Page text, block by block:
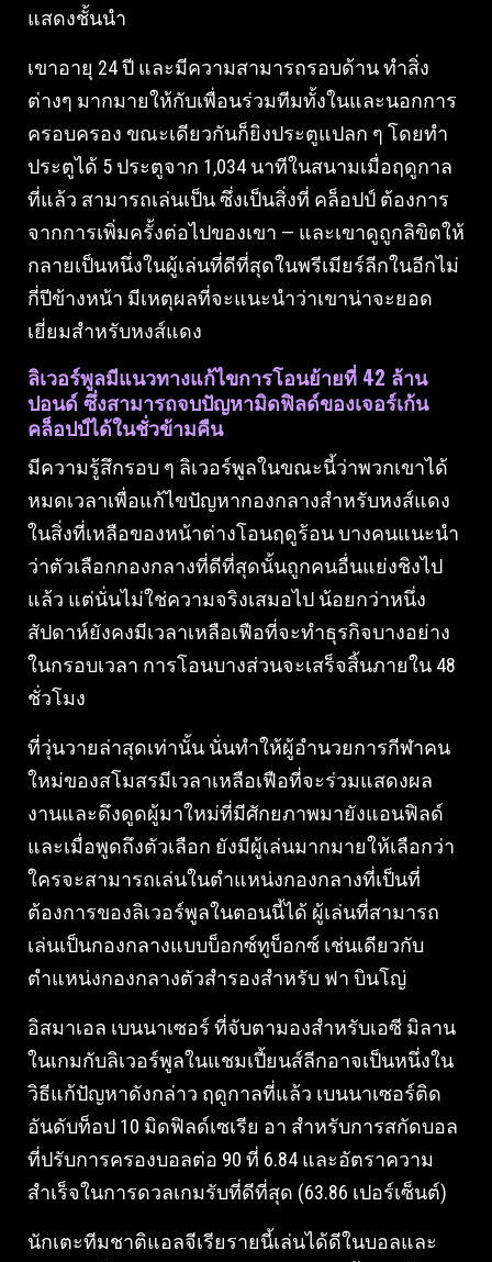
แสดงชั้นนำ
เขาอายุ 24 ปี และมีความสามารถรอบด้าน ทำสิ่ง
ต่างๆ มากมายให้กับเพื่อนร่วมทีมทั้งในและนอกการ
ครอบครอง ขณะเดียวกันก็ยิงประตูแปลก ๆ โดยทำ
ประตูได้ 5 ประตูจาก 1,034 นาทีในสนามเมื่อฤดูกาล
ที่แล้ว สามารถเล่นเป็น ซึ่งเป็นสิ่งที่ คล็อปป์ ต้องการ
จากการเพิ่มครั้งต่อไปของเขา — และเขาดูถูกลิขิตให้
กลายเป็นหนึ่งในผู้เล่นที่ดีที่สุดในพรีเมียร์ลีกในอีกไม่
กี่ปีข้างหน้า มีเหตุผลที่จะแนะนำว่าเขาน่าจะยอด
เยี่ยมสำหรับหงส์แดง
ลิเวอร์พูลมีแนวทางแก้ไขการโอนย้ายที่ 42 ล้าน
ปอนด์ ซึ่งสามารถจบปัญหามิดฟิลด์ของเจอร์เก้น
คล็อปป์ได้ในชั่วข้ามคืน
มีความรู้สึกรอบ ๆ ลิเวอร์พูลในขณะนี้ว่าพวกเขาได้
หมดเวลาเพื่อแก้ไขปัญหากองกลางสำหรับหงส์แดง
ในสิ่งที่เหลือของหน้าต่างโอนฤดูร้อน บางคนแนะนำ
ว่าตัวเลือกกองกลางที่ดีที่สุดนั้นถูกคนอื่นแย่งชิงไป
แล้ว แต่นั่นไม่ใช่ความจริงเสมอไป น้อยกว่าหนึ่ง
สัปดาห์ยังคงมีเวลาเหลือเฟือที่จะทำธุรกิจบางอย่าง
ในกรอบเวลา การโอนบางส่วนจะเสร็จสิ้นภายใน 48
ชั่วโมง
ที่วุ่นวายล่าสุดเท่านั้น นั่นทำให้ผู้อำนวยการกีฬาคน
ใหม่ของสโมสรมีเวลาเหลือเฟือที่จะร่วมแสดงผล
งานและดึงดูดผู้มาใหม่ที่มีศักยภาพมายังแอนฟิลด์
และเมื่อพูดถึงตัวเลือก ยังมีผู้เล่นมากมายให้เลือกว่า
ใครจะสามารถเล่นในตำแหน่งกองกลางที่เป็นที่
ต้องการของลิเวอร์พูลในตอนนี้ได้ ผู้เล่นที่สามารถ
เล่นเป็นกองกลางแบบบ็อกซ์ทูบ็อกซ์ เช่นเดียวกับ
ตำแหน่งกองกลางตัวสำรองสำหรับ ฟา บินโญ่
อิสมาเอล เบนนาเซอร์ ที่จับตามองสำหรับเอซี มิลาน
ในเกมกับลิเวอร์พูลในแชมเปี้ยนส์ลีกอาจเป็นหนึ่งใน
วิธีแก้ปัญหาดังกล่าว ฤดูกาลที่แล้ว เบนนาเซอร์ติด
อันดับท็อป 10 มิดฟิลด์เซเรีย อา สำหรับการสกัดบอล
ที่ปรับการครองบอลต่อ 90 ที่ 6.84 และอัตราความ
สำเร็จในการดวลเกมรับที่ดีที่สุด (63.86 เปอร์เซ็นต์)
นักเตะทีมชาติแอลจีเรียรายนี้เล่นได้ดีในบอลและ